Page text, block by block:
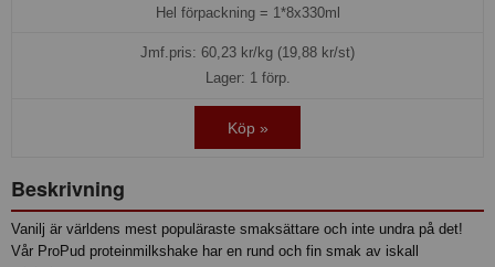
Hel förpackning = 1*8x330ml
Jmf.pris: 60,23 kr/kg (19,88 kr/st)
Lager: 1 förp.
Köp »
Beskrivning
Vanilj är världens mest populäraste smaksättare och inte undra på det!
Vår ProPud proteinmilkshake har en rund och fin smak av iskall